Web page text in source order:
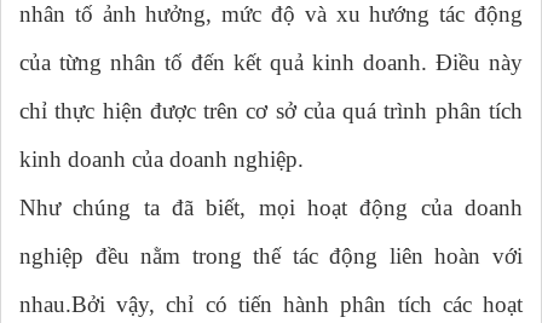
nhân tố ảnh hưởng, mức độ và xu hướng tác động
của từng nhân tố đến kết quả kinh doanh. Điều này
chỉ thực hiện được trên cơ sở của quá trình phân tích
kinh doanh của doanh nghiệp.
Như chúng ta đã biết, mọi hoạt động của doanh
nghiệp đều nằm trong thế tác động liên hoàn với
nhau.Bởi vậy, chỉ có tiến hành phân tích các hoạt